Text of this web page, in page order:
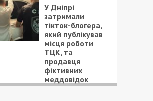
У Дніпрі
затримали
тікток-блогера,
який публікував
місця роботи
ТЦК, та
продавця
фіктивних
меддовідок